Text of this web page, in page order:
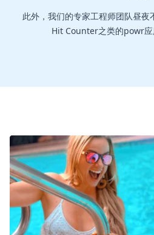
此外，我们的专家工程师团队昼
Hit Counter之类的powr应